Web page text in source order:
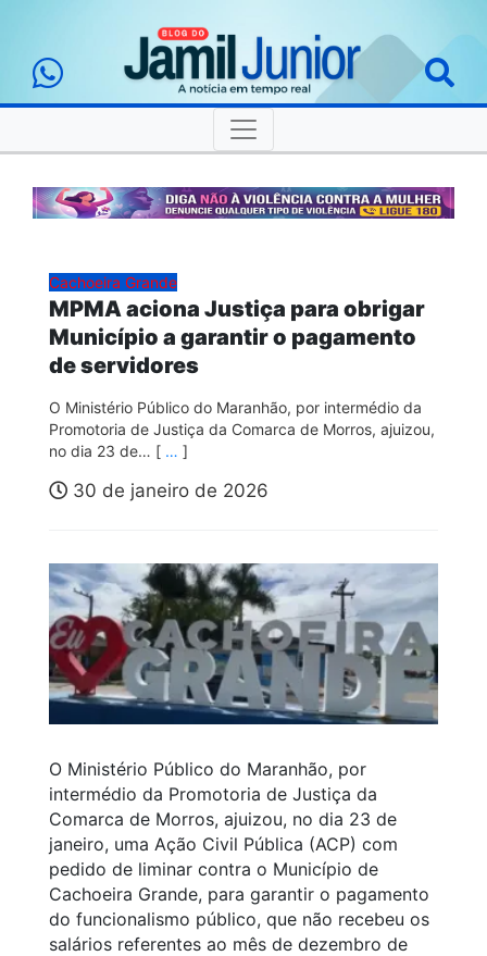
Cachoeira Grande
MPMA aciona Justiça para obrigar
Município a garantir o pagamento
de servidores
O Ministério Público do Maranhão, por intermédio da
Promotoria de Justiça da Comarca de Morros, ajuizou,
no dia 23 de… [ … ]
30 de janeiro de 2026
O Ministério Público do Maranhão, por
intermédio da Promotoria de Justiça da
Comarca de Morros, ajuizou, no dia 23 de
janeiro, uma Ação Civil Pública (ACP) com
pedido de liminar contra o Município de
Cachoeira Grande, para garantir o pagamento
do funcionalismo público, que não recebeu os
salários referentes ao mês de dezembro de